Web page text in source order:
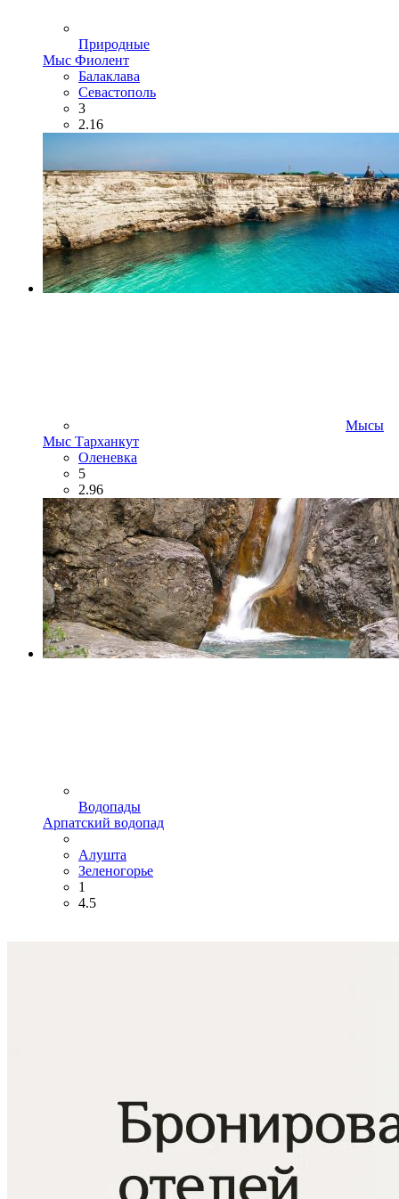
Природные
Мыс Фиолент
Балаклава
Севастополь
3
2.16
Мысы
Мыс Тарханкут
Оленевка
5
2.96
Водопады
Арпатский водопад
Алушта
Зеленогорье
1
4.5